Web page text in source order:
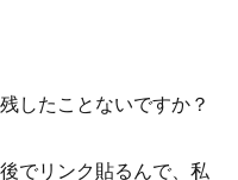
したことないですか？
でリンク貼るんで、私